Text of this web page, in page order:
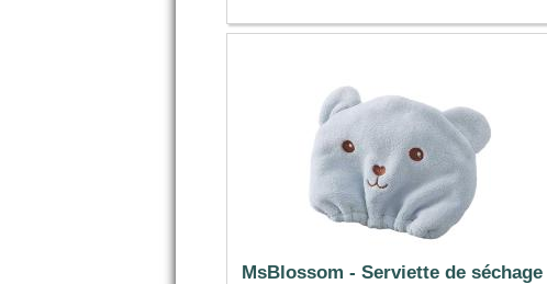
MsBlossom - Serviette de séchage